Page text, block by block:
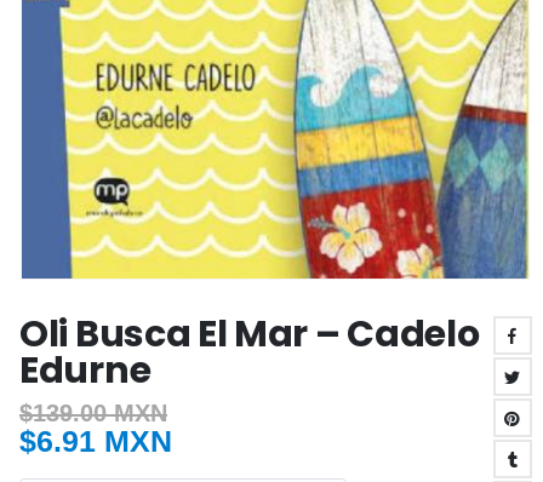
Oli Busca El Mar – Cadelo
Edurne
$139.00 MXN
$6.91 MXN